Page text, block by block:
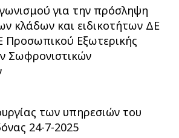
για την πρόσληψη
κλάδων και ειδικοτήτων ΔΕ
Προσωπικού Εξωτερικής
Σωφρονιστικών
των υπηρεσιών του
24-7-2025